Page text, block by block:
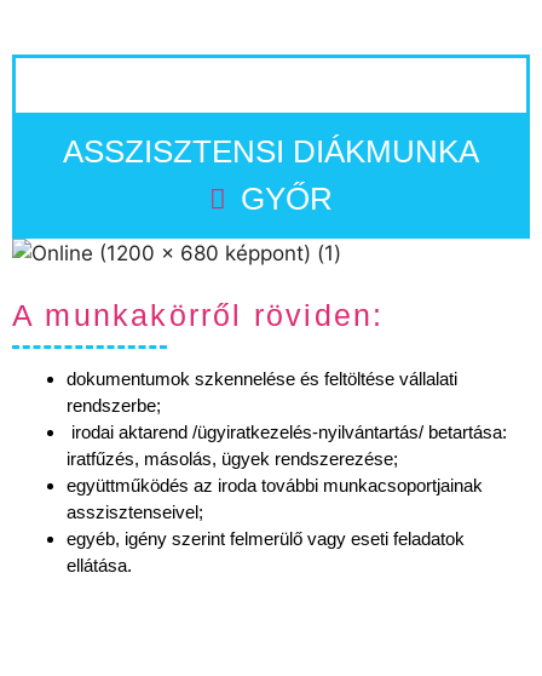
ASSZISZTENSI DIÁKMUNKA
GYŐR
A munkakörről röviden:
dokumentumok szkennelése és feltöltése vállalati
rendszerbe;
irodai aktarend /ügyiratkezelés-nyilvántartás/ betartása:
iratfűzés, másolás, ügyek rendszerezése;
együttműködés az iroda további munkacsoportjainak
asszisztenseivel;
egyéb, igény szerint felmerülő vagy eseti feladatok
ellátása.